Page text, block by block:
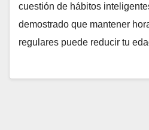
cuestión de hábitos
demostrado que mantener
regulares puede reducir tu